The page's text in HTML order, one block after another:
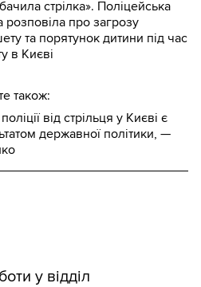
стрілка». Поліцейська
розповіла про загрозу
та порятунок дитини під час
в Києві
також:
від стрільця у Києві є
державної політики, —
у відділ